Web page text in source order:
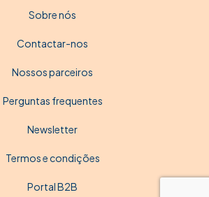
Sobre nós
Contactar-nos
Nossos parceiros
Perguntas frequentes
Newsletter
Termos e condições
Portal B2B